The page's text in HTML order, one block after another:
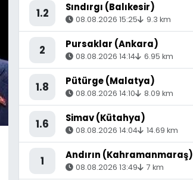
1.2 Sındırgı (Balıkesir)
08.08.2026 15:25 9.3 km
2 Pursaklar (Ankara)
08.08.2026 14:14 6.95 km
1.8 Pütürge (Malatya)
08.08.2026 14:10 8.09 km
1.6 Simav (Kütahya)
08.08.2026 14:04 14.69 km
1 Andırın (Kahramanmaraş)
08.08.2026 13:49 7 km